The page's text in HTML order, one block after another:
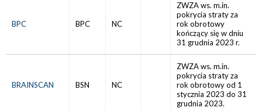
BPC BPC NC
ZWZA ws. m.in.
pokrycia straty za
rok obrotowy
kończący się w dniu
31 grudnia 2023 r.
BRAINSCAN BSN NC
ZWZA ws. m.in.
pokrycia straty za
rok obrotowy od 1
stycznia 2023 do 31
grudnia 2023.